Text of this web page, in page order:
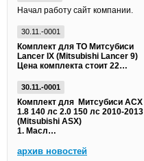
Начал работу сайт компании.
30.11.-0001
Комплект для ТО Митсубиси
Lancer IX (Mitsubishi Lancer 9)
Цена комплекта стоит 22…
30.11.-0001
Комплект для Митсубиси АСХ
1.8 140 лс 2.0 150 лс 2010-2013
(Mitsubishi ASX)
1. Масл…
архив новостей